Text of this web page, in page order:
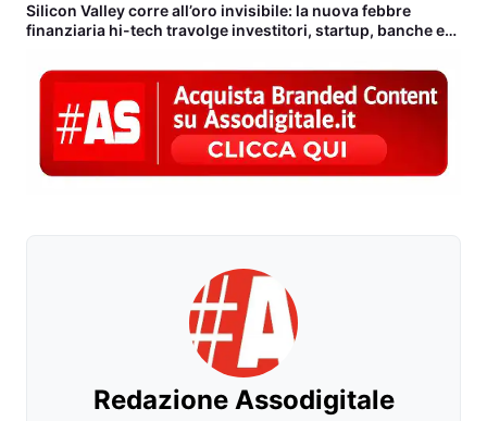
Silicon Valley corre all’oro invisibile: la nuova febbre
finanziaria hi-tech travolge investitori, startup, banche e
Redazione Assodigitale